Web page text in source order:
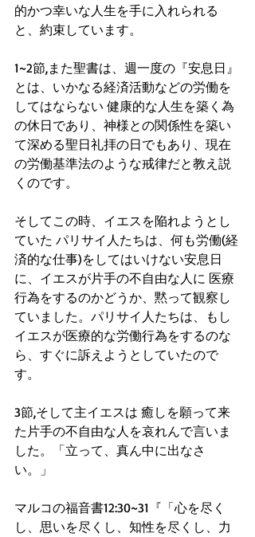
的かつ幸いな人生を手に入れられる
と、約束しています。
1~2節,また聖書は、週一度の『安息日』
とは、いかなる経済活動などの労働を
してはならない 健康的な人生を築く為
の休日であり、神様との関係性を築い
て深める聖日礼拝の日でもあり、現在
の労働基準法のような戒律だと教え説
くのです。
そしてこの時、イエスを陥れようとし
ていた パリサイ人たちは、何も労働(経
済的な仕事)をしてはいけない安息日
に、イエスが片手の不自由な人に 医療
行為をするのかどうか、黙って観察し
ていました。パリサイ人たちは、もし
イエスが医療的な労働行為をするのな
ら、すぐに訴えようとしていたので
す。
3節,そして主イエスは 癒しを願って来
た片手の不自由な人を哀れんで言いま
した。「立って、真ん中に出なさ
い。」
マルコの福音書12:30~31『「心を尽く
し、思いを尽くし、知性を尽くし、力